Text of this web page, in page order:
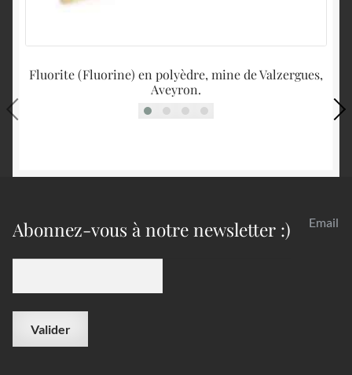
Fluorite (Fluorine) en polyèdre, mine de Valzergues,
Aveyron.
Abonnez-vous à notre newsletter :) Email